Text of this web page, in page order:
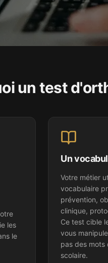
un test
les
le
Un
Votre métier
vocabulaire
prévention,
clinique,
Ce test cible
vous
pas des mots
scolaire.